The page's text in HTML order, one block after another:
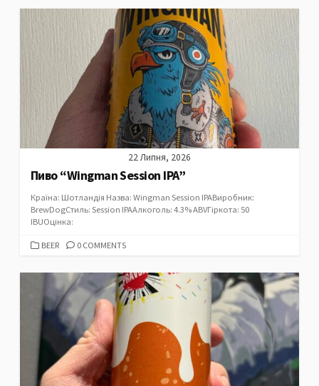
22 Липня, 2026
Пиво “Wingman Session IPA”
Країна: Шотландія Назва: Wingman Session IPAВиробник:
BrewDogСтиль: Session IPAАлкоголь: 4.3% ABVГіркота: 50
IBUОцінка:
CATEGORIES
BEER 0 COMMENTS